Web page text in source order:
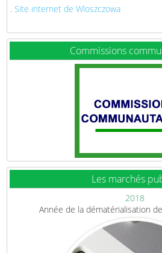
. Site internet de Wloszczowa
Commissions
Les marchés
2018
Année de la dématérialisation